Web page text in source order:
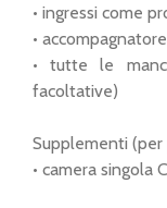
• ingressi come
•
• tutte le
facoltative)
Supplementi (per
• camera singola